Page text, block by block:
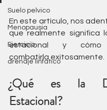
Suelo pelvico
Menopausia
Ejercicio
drenaje linfatico
En este artículo, nos
que realmente significa
estacional y cómo
combatirla exitosamente.
¿Qué es la
Estacional?